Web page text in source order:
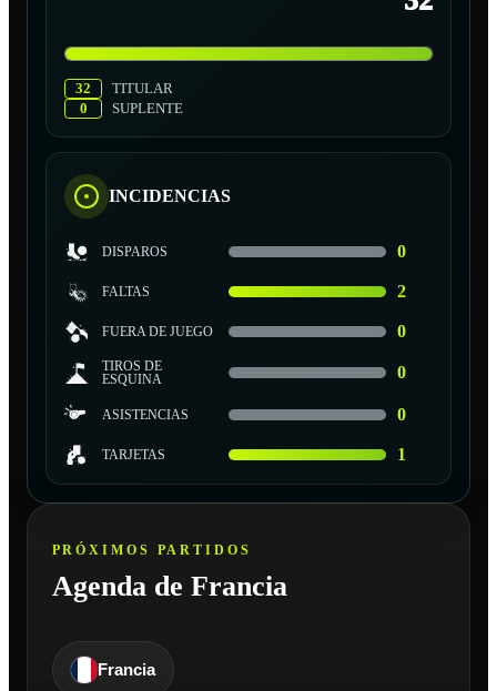
32
TITULAR
0
SUPLENTE
INCIDENCIAS
DISPAROS 0
FALTAS 2
FUERA DE JUEGO 0
TIROS DE
ESQUINA
0
ASISTENCIAS 0
TARJETAS 1
PRÓXIMOS PARTIDOS
Agenda de Francia
Francia